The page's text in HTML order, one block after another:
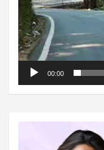
00:00